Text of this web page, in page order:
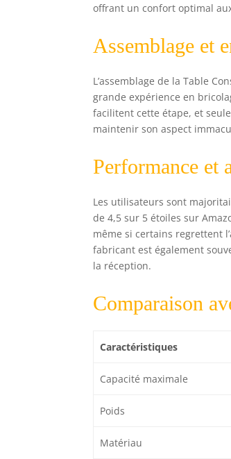
offrant un confort optimal
Assemblage et
L’assemblage de la Table
grande expérience en
facilitent cette étape, et
maintenir son aspect
Performance et
Les utilisateurs sont
de 4,5 sur 5 étoiles sur
même si certains regrettent
fabricant est également
la réception.
Comparaison
Caractéristiques
Capacité maximale
Poids
Matériau